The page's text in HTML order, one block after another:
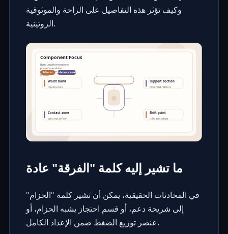
وكيف تؤثر هذه التفاصيل على الراحة والموثوقية
الروتينية.
ما تشير إليه كلمة "الفرقة" عادة
في المحادثات الحقيقية، يمكن أن تشير كلمة "الحزام"
إلى شريحة دعم، أو قسم احتجاز يشبه الحزام، أو
عنصر توزيع الضغط ضمن الإعداد الكامل.